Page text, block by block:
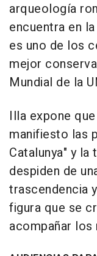
arqueología
encuentra en
es uno de los
mejor
Mundial de la
Illa expone
manifiesto las
Catalunya" y
despiden de
trascendencia
figura que se
acompañar